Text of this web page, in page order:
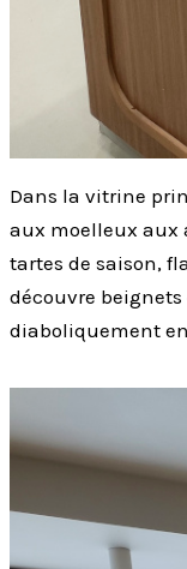
Dans la vitrine
aux moelleux aux
tartes de saison,
découvre
diaboliquement